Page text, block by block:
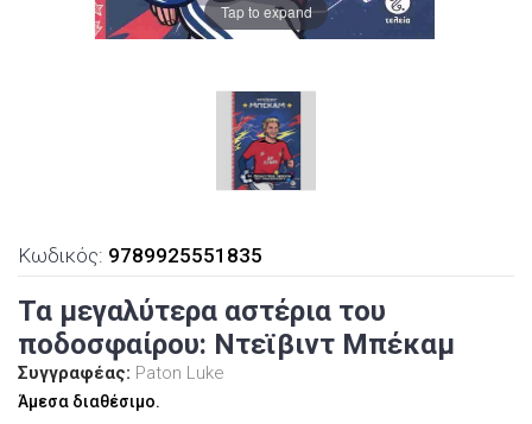
Tap to expand
Κωδικός: 9789925551835
Τα μεγαλύτερα αστέρια του
ποδοσφαίρου: Ντεϊβιντ Μπέκαμ
Συγγραφέας: Paton Luke
Άμεσα διαθέσιμο.